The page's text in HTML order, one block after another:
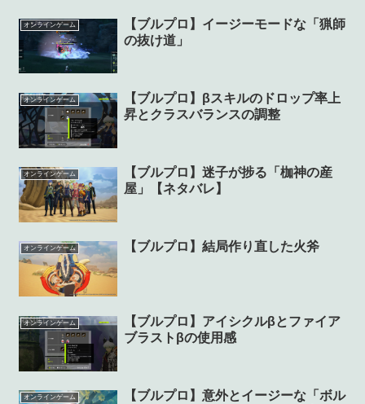
オンラインゲーム
【ブルプロ】イージーモードな「猟師
の抜け道」
オンラインゲーム
【ブルプロ】βスキルのドロップ率上
昇とクラスバランスの調整
オンラインゲーム
【ブルプロ】迷子が捗る「枷神の産
屋」【ネタバレ】
オンラインゲーム 【ブルプロ】結局作り直した火斧
オンラインゲーム
【ブルプロ】アイシクルβとファイア
ブラストβの使用感
オンラインゲーム
【ブルプロ】意外とイージーな「ボル